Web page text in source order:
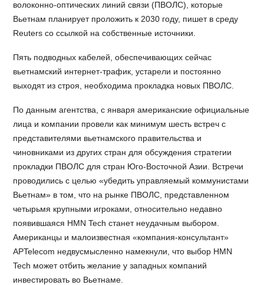
волоконно-оптических линий связи (ПВОЛС), которые
Вьетнам планирует проложить к 2030 году, пишет в среду
Reuters со ссылкой на собственные источники.
Пять подводных кабелей, обеспечивающих сейчас
вьетнамский интернет-трафик, устарели и постоянно
выходят из строя, необходима прокладка новых ПВОЛС.
По данным агентства, с января американские официальные
лица и компании провели как минимум шесть встреч с
представителями вьетнамского правительства и
чиновниками из других стран для обсуждения стратегии
прокладки ПВОЛС для стран Юго-Восточной Азии. Встречи
проводились с целью «убедить управляемый коммунистами
Вьетнам» в том, что на рынке ПВОЛС, представленном
четырьмя крупными игроками, относительно недавно
появившаяся HMN Tech станет неудачным выбором.
Американцы и малоизвестная «компания-консультант»
APTelecom недвусмысленно намекнули, что выбор HMN
Tech может отбить желание у западных компаний
инвестировать во Вьетнаме.